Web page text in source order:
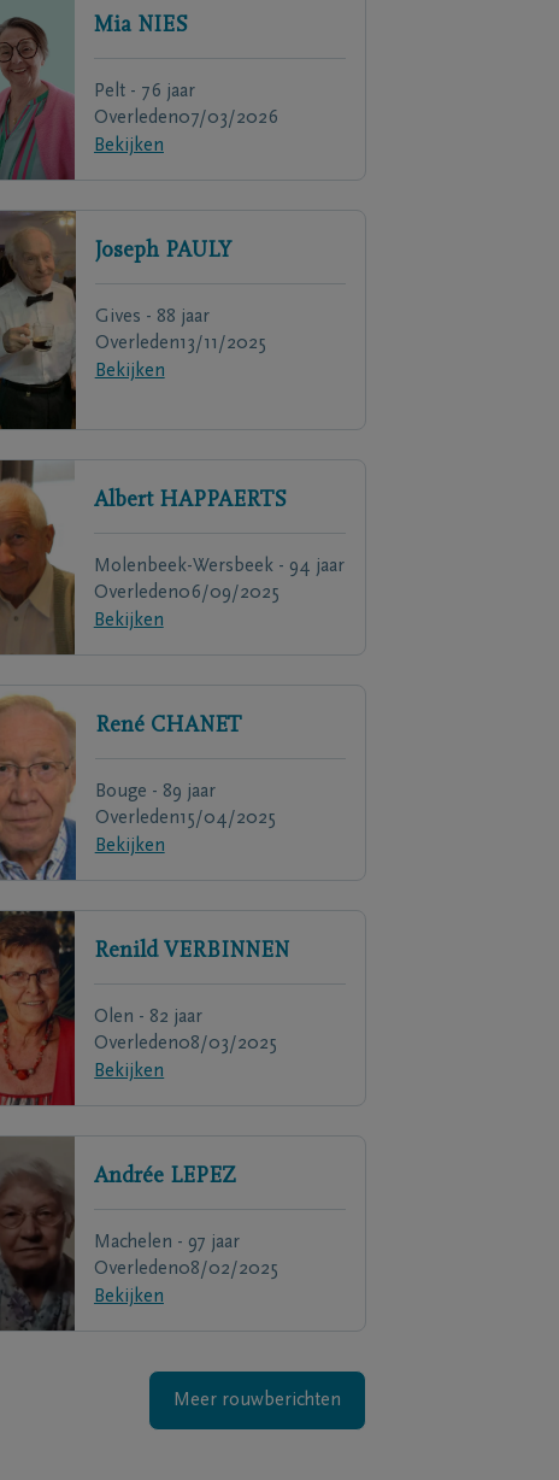
Mia NIES
Pelt - 76 jaar
Overleden07/03/2026
Bekijken
Joseph PAULY
Gives - 88 jaar
Overleden13/11/2025
Bekijken
Albert HAPPAERTS
Molenbeek-Wersbeek - 94 jaar
Overleden06/09/2025
Bekijken
René CHANET
Bouge - 89 jaar
Overleden15/04/2025
Bekijken
Renild VERBINNEN
Olen - 82 jaar
Overleden08/03/2025
Bekijken
Andrée LEPEZ
Machelen - 97 jaar
Overleden08/02/2025
Bekijken
Meer rouwberichten